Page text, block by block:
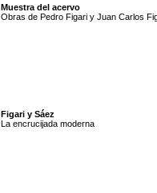
Muestra del acervo
Obras de Pedro Figari y Juan Carlos
Figari y Sáez
La encrucijada moderna